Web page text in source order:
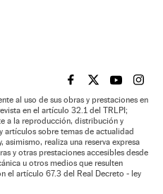
EL PAÍS BRASIL EN
EL PAÍSEL PAÍS
EL
al uso de sus obras y prestaciones en
en el artículo 32.1 del TRLPI;
a la reproducción, distribución y
artículos sobre temas de actualidad
realiza una reserva expresa
y otras prestaciones accesibles desde
u otros medios que resulten
el artículo 67.3 del Real Decreto - ley